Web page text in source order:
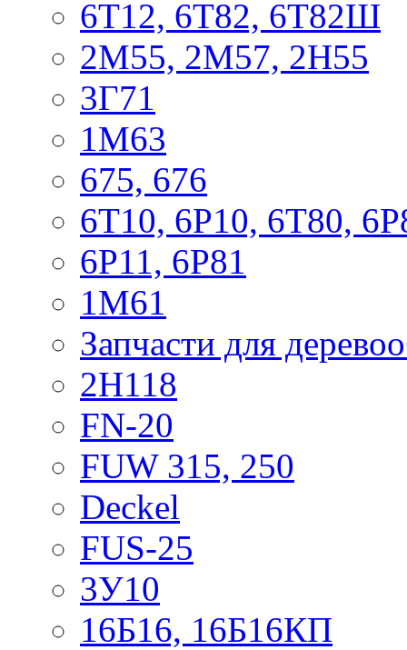
6Т12, 6Т82, 6Т82Ш
2М55, 2М57, 2Н55
3Г71
1М63
675, 676
6Т10, 6Р10, 6Т80,
6Р11, 6Р81
1М61
Запчасти для
2Н118
FN-20
FUW 315, 250
Deckel
FUS-25
3У10
16Б16, 16Б16КП